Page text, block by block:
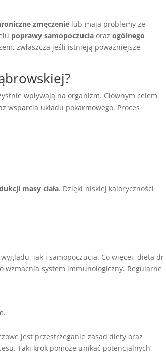
zmęczenie lub mają problemy ze
poprawy samopoczucia orazogólnego
zwłaszcza jeśli istnieją poważniejsze
wpływają na organizm. Głównym celem
wsparcia układu pokarmowego. Proces
masy ciała. Dzięki niskiej kaloryczności
jak i samopoczucia. Co więcej, dieta dr
wzmacnia system immunologiczny. Regularne
jest przestrzeganie zasad diety oraz
Taki krok pomoże unikać potencjalnych